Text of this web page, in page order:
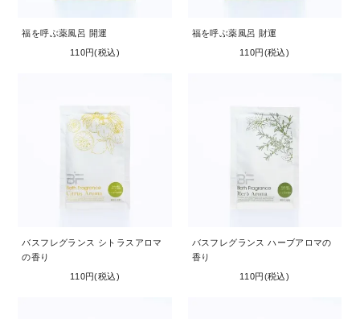
福を呼ぶ薬風呂 開運
110円(税込)
福を呼ぶ薬風呂 財運
110円(税込)
バスフレグランス シトラスアロマ
の香り
110円(税込)
バスフレグランス ハーブアロマの
香り
110円(税込)